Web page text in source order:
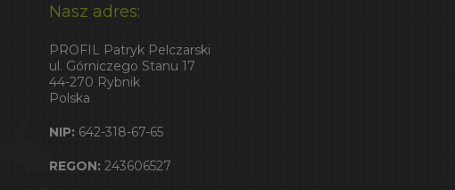
Nasz adres:
PROFIL Patryk Pelczarski
ul. Górniczego Stanu 17
44-270 Rybnik
Polska
NIP: 642-318-67-65
REGON: 243606527